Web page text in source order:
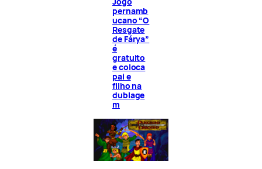
pernamb
ucano “O
Resgate
de Fárya”
é
gratuito
e coloca
pai e
filho na
dublage
m